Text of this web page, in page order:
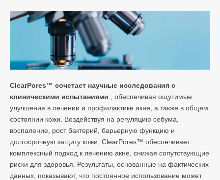
ClearPores™ сочетает научные исследования с
клиническими испытаниями , обеспечивая ощутимые
улучшения в лечении и профилактике акне, а также в общем
состоянии кожи. Воздействуя на регуляцию себума,
воспаление, рост бактерий, барьерную функцию и
долгосрочную защиту кожи, ClearPores™ обеспечивает
комплексный подход к лечению акне, снижая сопутствующие
риски для здоровья. Результаты, основанные на фактических
данных, показывают, что постоянное использование может